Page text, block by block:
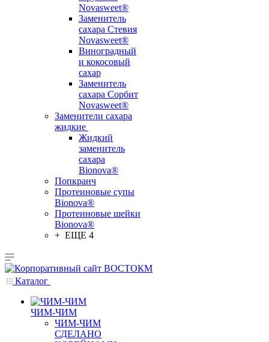
Novasweet®
Заменитель
сахара Стевия
Novasweet®
Виноградный
и кокосовый
сахар
Заменитель
сахара Сорбит
Novasweet®
Заменители сахара
жидкие
Жидкий
заменитель
сахара
Bionova®
Попкранч
Протеиновые супы
Bionova®
Протеиновые шейки
Bionova®
+ ЕЩЕ 4
Каталог
ЧИМ-ЧИМ
ЧИМ-ЧИМ
СДЕЛАНО